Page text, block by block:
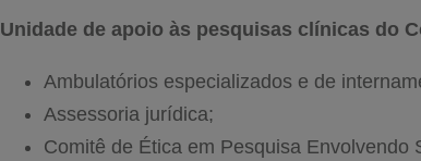
Unidade de apoio às pesquisas clínicas do
Ambulatórios especializados e de
Assessoria jurídica;
Comitê de Ética em Pesquisa Envolvendo